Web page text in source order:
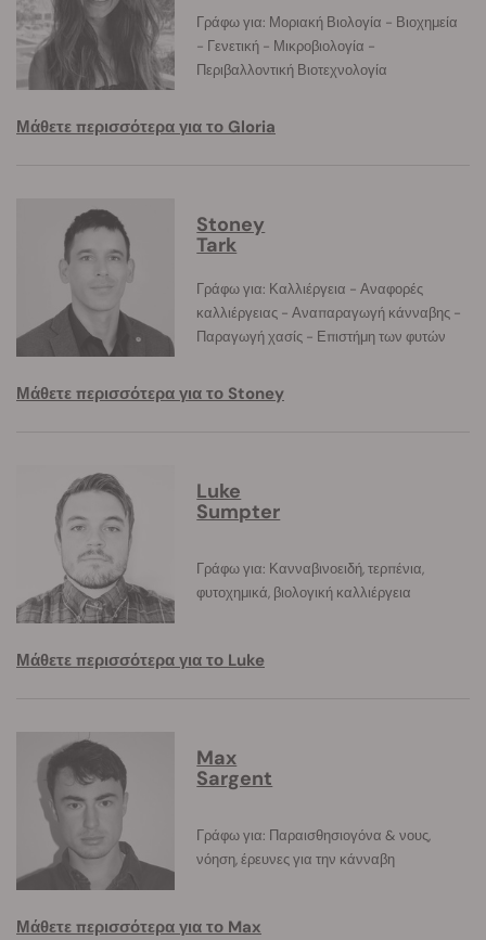
Γράφω για: Μοριακή Βιολογία - Βιοχημεία
- Γενετική - Μικροβιολογία -
Περιβαλλοντική Βιοτεχνολογία
Μάθετε περισσότερα για το Gloria
Stoney
Tark
Γράφω για: Καλλιέργεια - Αναφορές
καλλιέργειας - Αναπαραγωγή κάνναβης -
Παραγωγή χασίς - Επιστήμη των φυτών
Μάθετε περισσότερα για το Stoney
Luke
Sumpter
Γράφω για: Κανναβινοειδή, τερπένια,
φυτοχημικά, βιολογική καλλιέργεια
Μάθετε περισσότερα για το Luke
Max
Sargent
Γράφω για: Παραισθησιογόνα & νους,
νόηση, έρευνες για την κάνναβη
Μάθετε περισσότερα για το Max